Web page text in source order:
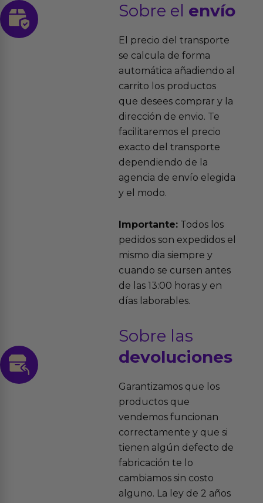
Sobre el envío
El precio del transporte
se calcula de forma
automática añadiendo al
carrito los productos
que desees comprar y la
dirección de envio. Te
facilitaremos el precio
exacto del transporte
dependiendo de la
agencia de envío elegida
y el modo.
Importante:Todos los
pedidos son expedidos el
mismo dia siempre y
cuando se cursen antes
de las 13:00 horas y en
días laborables.
Sobre las
devoluciones
Garantizamos que los
productos que
vendemos funcionan
correctamente y que si
tienen algún defecto de
fabricación te lo
cambiamos sin costo
alguno. La ley de 2 años